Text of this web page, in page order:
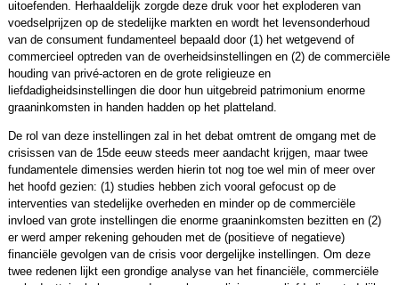
uitoefenden. Herhaaldelijk zorgde deze druk voor het exploderen van
voedselprijzen op de stedelijke markten en wordt het levensonderhoud
van de consument fundamenteel bepaald door (1) het wetgevend of
commercieel optreden van de overheidsinstellingen en (2) de commerciële
houding van privé-actoren en de grote religieuze en
liefdadigheidsinstellingen die door hun uitgebreid patrimonium enorme
graaninkomsten in handen hadden op het platteland.
De rol van deze instellingen zal in het debat omtrent de omgang met de
crisissen van de 15de eeuw steeds meer aandacht krijgen, maar twee
fundamentele dimensies werden hierin tot nog toe wel min of meer over
het hoofd gezien: (1) studies hebben zich vooral gefocust op de
interventies van stedelijke overheden en minder op de commerciële
invloed van grote instellingen die enorme graaninkomsten bezitten en (2)
er werd amper rekening gehouden met de (positieve of negatieve)
financiële gevolgen van de crisis voor dergelijke instellingen. Om deze
twee redenen lijkt een grondige analyse van het financiële, commerciële